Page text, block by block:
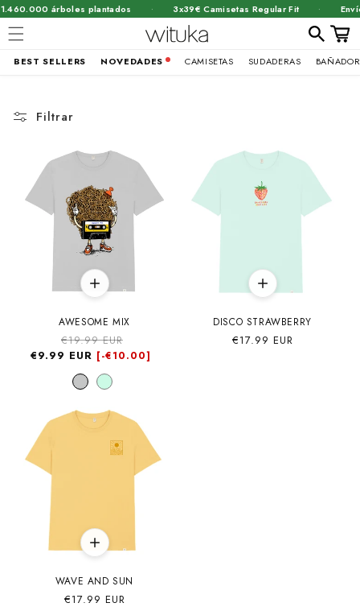
al contenido
árboles plantados 3x39€ Camisetas Regular Fit
BEST SELLERS NOVEDADES CAMISETAS SUDADERAS
Filtrar
AWESOME MIX
Precio
habitual
€19.99 EUR
de
€9.99 EUR [-€10.00]
DISCO STRAWBERRY
Precio
€17.99 EUR
WAVE AND SUN
Precio
€17.99 EUR